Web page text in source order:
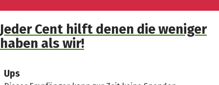
Jeder Cent hilft denen die weniger
haben als wir!
Ups